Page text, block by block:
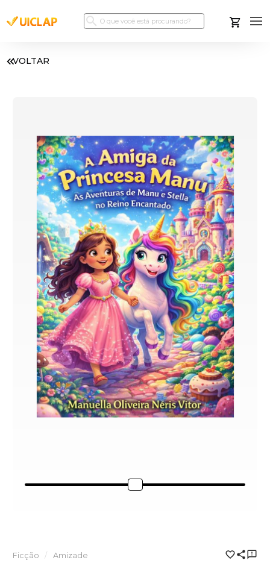
VOLTAR
Ficção Amizade